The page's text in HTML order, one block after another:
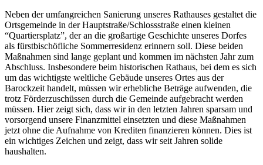
Neben der umfangreichen Sanierung unseres Rathauses gestaltet die
Ortsgemeinde in der Hauptstraße/Schlossstraße einen kleinen
“Quartiersplatz”, der an die großartige Geschichte unseres Dorfes
als fürstbischöfliche Sommerresidenz erinnern soll. Diese beiden
Maßnahmen sind lange geplant und kommen im nächsten Jahr zum
Abschluss. Insbesondere beim historischen Rathaus, bei dem es sich
um das wichtigste weltliche Gebäude unseres Ortes aus der
Barockzeit handelt, müssen wir erhebliche Beträge aufwenden, die
trotz Förderzuschüssen durch die Gemeinde aufgebracht werden
müssen. Hier zeigt sich, dass wir in den letzten Jahren sparsam und
vorsorgend unsere Finanzmittel einsetzten und diese Maßnahmen
jetzt ohne die Aufnahme von Krediten finanzieren können. Dies ist
ein wichtiges Zeichen und zeigt, dass wir seit Jahren solide
haushalten.